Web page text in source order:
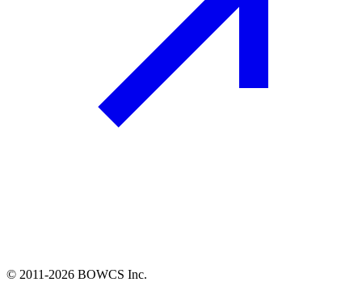
© 2011-2026 BOWCS Inc.